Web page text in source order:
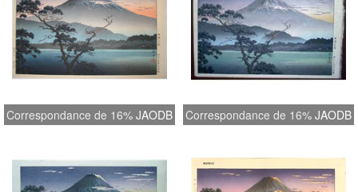
Correspondance de 16% JAODB Correspondance de 16% JAODB